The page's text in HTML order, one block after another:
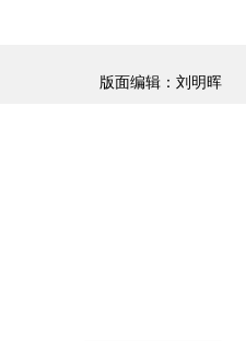
版面编辑：刘明晖